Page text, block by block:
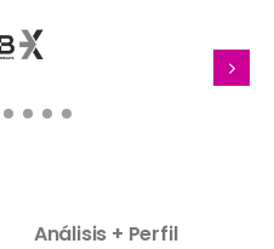
Análisis + Perfil